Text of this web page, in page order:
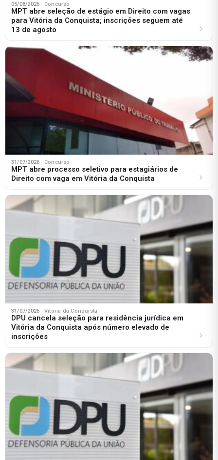
05/08/2026 · Concurso
MPT abre seleção de estágio em Direito com vagas
para Vitória da Conquista; inscrições seguem até
13 de agosto
31/07/2026 · Concurso
MPT abre processo seletivo para estagiários de
Direito com vaga em Vitória da Conquista
31/07/2026 · Vitória da Conquista
DPU cancela seleção para residência jurídica em
Vitória da Conquista após número elevado de
inscrições